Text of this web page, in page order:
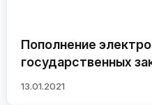
Пополнение
государственных
13.01.2021